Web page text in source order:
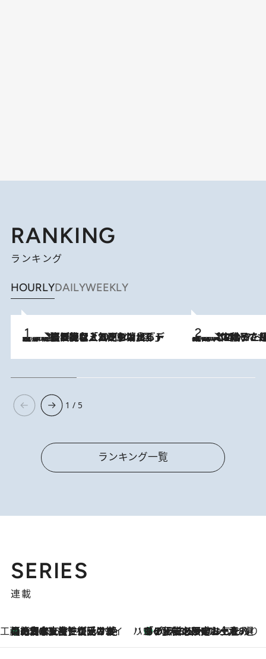
RANKING
ランキング
HOURLYDAILYWEEKLY
2026.8.5
【なぜ吉沢亮は「気配を消せる」のか？】興行収入208億の『国宝』を経て挑むミュージカル『ディア・エヴァン・ハンセン』。トップ俳優が舞台上でさらけ出した“孤独”とは 2026.8.5
【阿川佐和子さんの年とる力】なぜ70代で始めた趣味は“こんなに楽しい”のか？ ピアノ、俳句…スランプに陥っても続けられる“ある秘訣”とは
1 / 5
ランキング一覧
SERIES
連載
工藤まやのおもてなしハワイ
2026.8.6
【ハワイ土産】ローカルの絶大な支持で復活！ 絶品の幻クッキー《元ファンの日本人女性が受け継いだ名店》 ハワイ賢者 リサのお気に入りリスト2026.8.6
あの伝説の限定トートも！ リニューアルした「ディーン＆デルーカ ハワイ」で必須のお土産8選